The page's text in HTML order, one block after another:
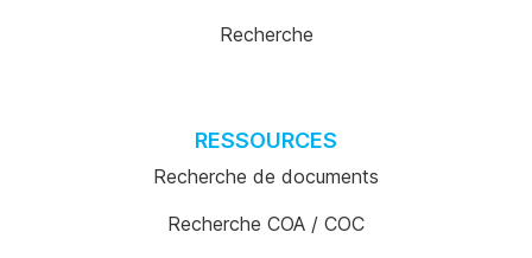
Recherche
RESSOURCES
Recherche de documents
Recherche COA / COC